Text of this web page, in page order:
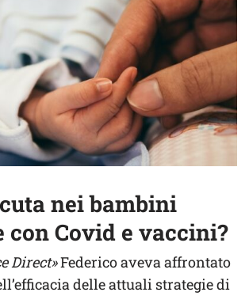
nei bambini
con Covid e vaccini?
Direct»Federico aveva affrontato
delle attuali strategie di